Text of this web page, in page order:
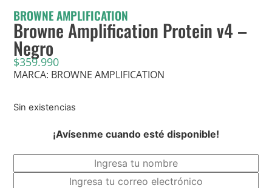
BROWNE AMPLIFICATION
Browne Amplification Protein v4 –
Negro
$359.990
MARCA: BROWNE AMPLIFICATION
Sin existencias
¡Avísenme cuando esté disponible!